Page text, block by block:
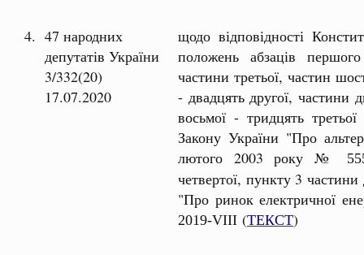
4. 47 народних
депутатів України
3/332(20)
17.07.2020
щодо відповідності
положень абзаців
частини третьої, частин
- двадцять другої, частини
восьмої - тридцять
Закону України "Про
лютого 2003 року №
четвертої, пункту 3 частини
"Про ринок електричної
2019-VIII (ТЕКСТ)